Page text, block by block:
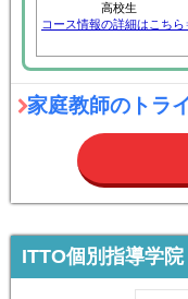
高校生
コース情報の詳細はこち
家庭教師のトラ
ITTO個別指導学院